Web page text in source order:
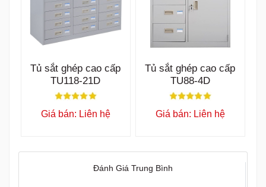
Tủ sắt ghép cao cấp
TU118-21D
Giá bán: Liên hệ
Tủ sắt ghép cao cấp
TU88-4D
Giá bán: Liên hệ
Đánh Giá Trung Bình